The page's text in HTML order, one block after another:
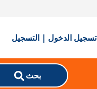
تسجيل الدخول | التسجيل
بحث